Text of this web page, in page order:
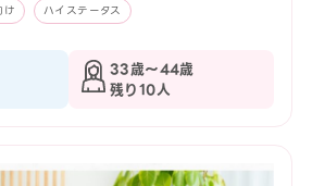
け ハイステータス
33歳〜44歳
残り10人